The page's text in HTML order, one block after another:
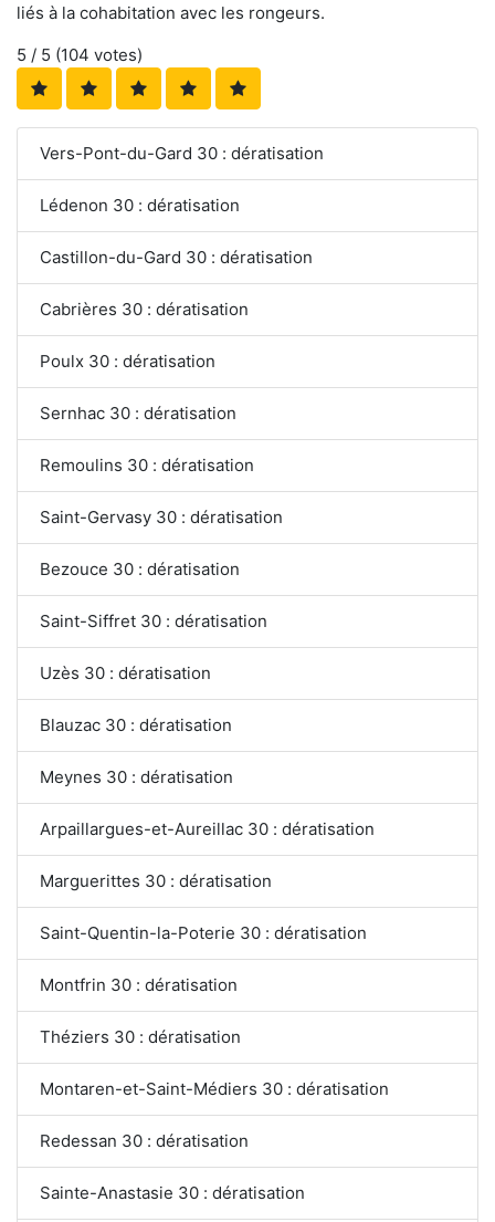
liés à la cohabitation avec les rongeurs.
5 / 5 (104 votes)
Vers-Pont-du-Gard 30 : dératisation
Lédenon 30 : dératisation
Castillon-du-Gard 30 : dératisation
Cabrières 30 : dératisation
Poulx 30 : dératisation
Sernhac 30 : dératisation
Remoulins 30 : dératisation
Saint-Gervasy 30 : dératisation
Bezouce 30 : dératisation
Saint-Siffret 30 : dératisation
Uzès 30 : dératisation
Blauzac 30 : dératisation
Meynes 30 : dératisation
Arpaillargues-et-Aureillac 30 : dératisation
Marguerittes 30 : dératisation
Saint-Quentin-la-Poterie 30 : dératisation
Montfrin 30 : dératisation
Théziers 30 : dératisation
Montaren-et-Saint-Médiers 30 : dératisation
Redessan 30 : dératisation
Sainte-Anastasie 30 : dératisation